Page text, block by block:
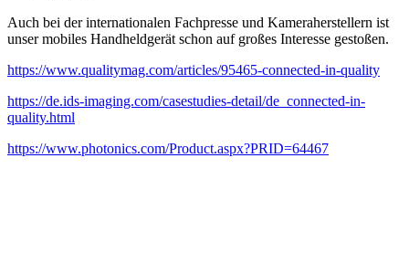
Auch bei der internationalen Fachpresse und Kameraherstellern ist
unser mobiles Handheldgerät schon auf großes Interesse gestoßen.
https://www.qualitymag.com/articles/95465-connected-in-quality
https://de.ids-imaging.com/casestudies-detail/de_connected-in-
quality.html
https://www.photonics.com/Product.aspx?PRID=64467